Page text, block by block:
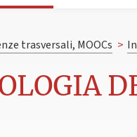
trasversali, MOOCs >